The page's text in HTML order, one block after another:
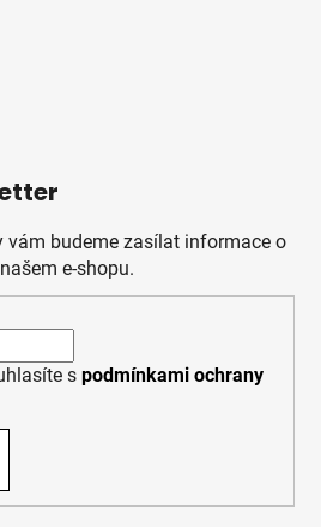
vám budeme zasílat informace o
e-shopu.
s podmínkami ochrany